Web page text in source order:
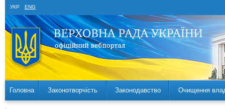
УКР ENG
Головна Законотворчість Законодавство Очищення